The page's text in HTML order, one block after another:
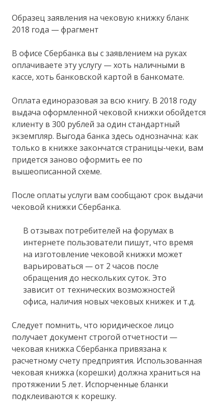
Образец заявления на чековую книжку бланк
2018 года — фрагмент
В офисе Сбербанка вы с заявлением на руках
оплачиваете эту услугу — хоть наличными в
кассе, хоть банковской картой в банкомате.
Оплата единоразовая за всю книгу. В 2018 году
выдача оформленной чековой книжки обойдется
клиенту в 300 рублей за один стандартный
экземпляр. Выгода банка здесь однозначна: как
только в книжке закончатся страницы-чеки, вам
придется заново оформить ее по
вышеописанной схеме.
После оплаты услуги вам сообщают срок выдачи
чековой книжки Сбербанка.
В отзывах потребителей на форумах в
интернете пользователи пишут, что время
на изготовление чековой книжки может
варьироваться — от 2 часов после
обращения до нескольких суток. Это
зависит от технических возможностей
офиса, наличия новых чековых книжек и т.д.
Следует помнить, что юридическое лицо
получает документ строгой отчетности —
чековая книжка Сбербанка привязана к
расчетному счету предприятия. Использованная
чековая книжка (корешки) должна храниться на
протяжении 5 лет. Испорченные бланки
подклеиваются к корешку.